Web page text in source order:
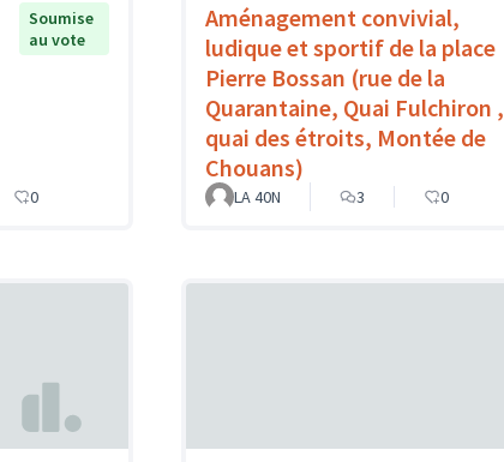
Soumise
au vote
0
Aménagement convivial,
ludique et sportif de la place
Pierre Bossan (rue de la
Quarantaine, Quai Fulchiron ,
quai des étroits, Montée de
Chouans)
LA 40N 3 0